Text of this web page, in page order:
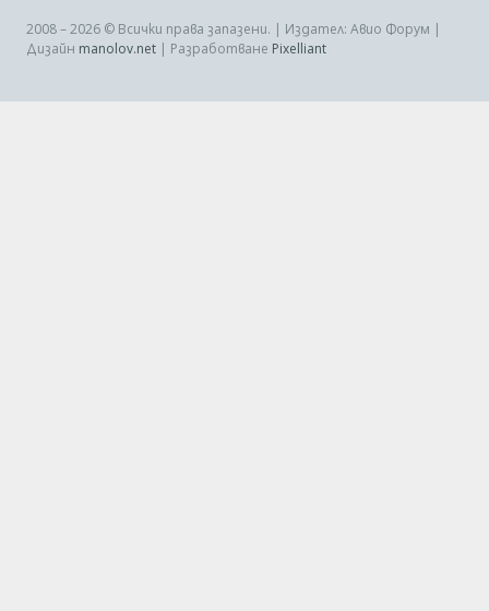
2008 – 2026 © Всички права запазени. | Издател: Авио Форум |
Дизайн manolov.net | Разработване Pixelliant